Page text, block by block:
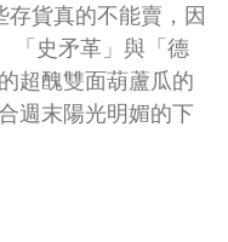
貨真的不能賣，因
「史矛革」與「德
超醜雙面葫蘆瓜的
週末陽光明媚的下